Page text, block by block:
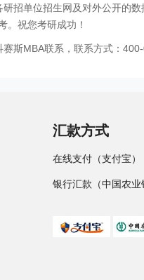
招单位招生网及对外公开的
。祝您考研成功！
斯MBA联系，联系方式：
汇款方式
在线支付（支付宝）
银行汇款（中国农业